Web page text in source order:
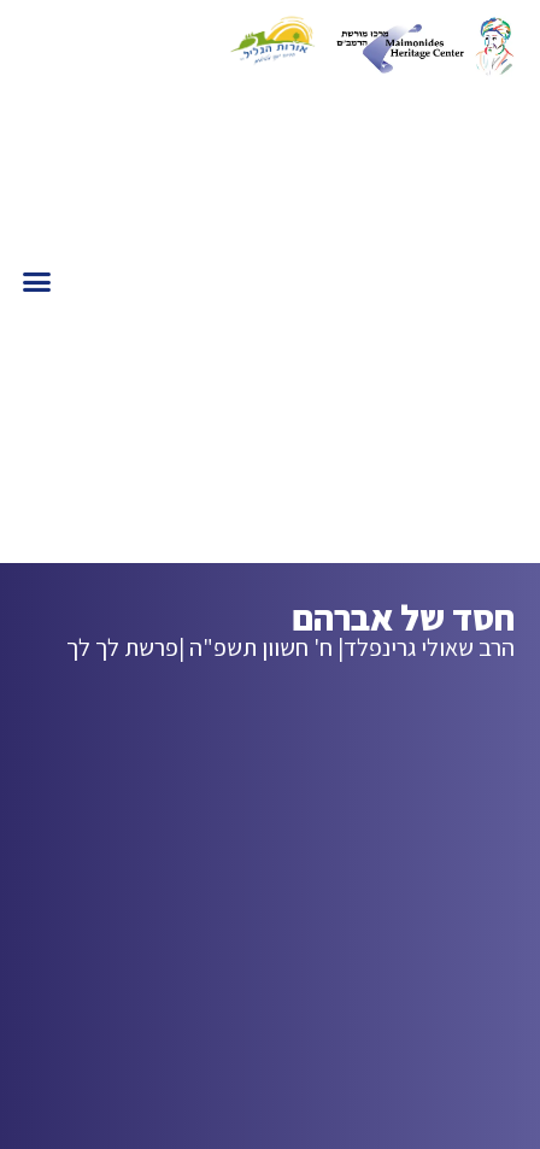
חסד של אברהם
הרב שאולי גרינפלד| ח' חשוון תשפ"ה |פרשת לך לך